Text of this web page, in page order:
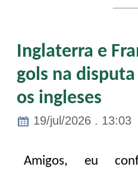
Inglaterra e
gols na
os ingleses
19/jul/2026 . 13:03
Amigos, eu